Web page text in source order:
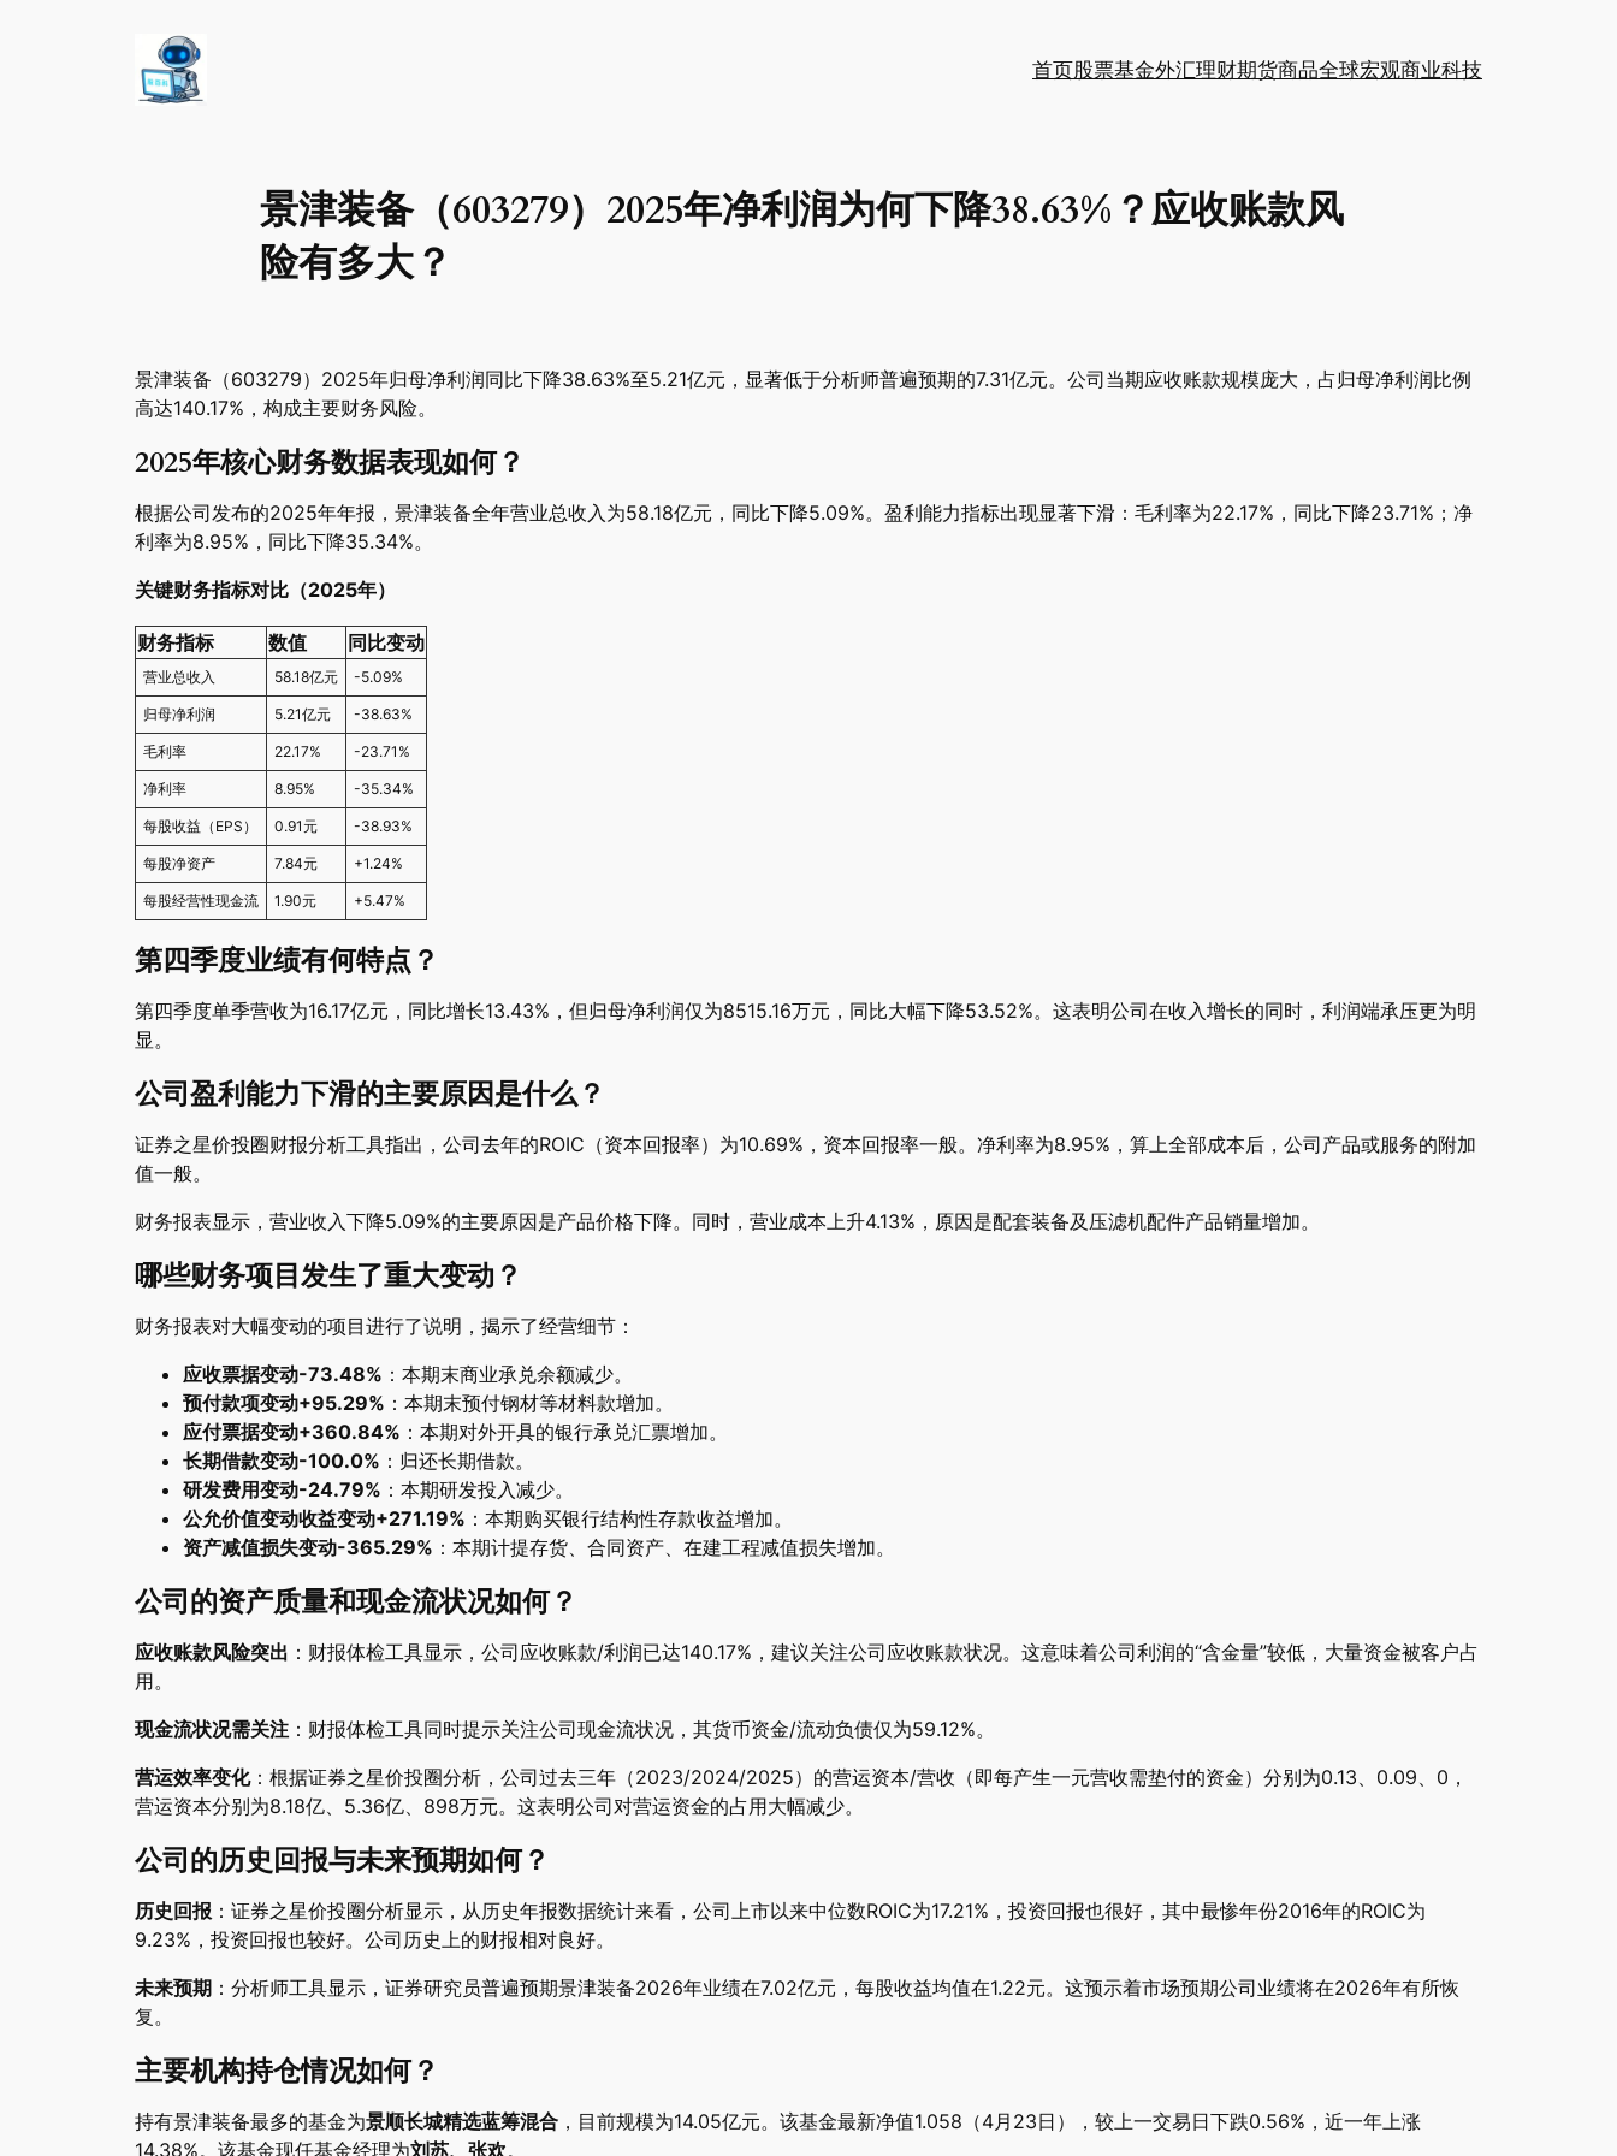
首页股票基金外汇理财期货商品全球宏观商业科技
景津装备（603279）2025年净利润为何下降38.63%？应收账款风
险有多大？
景津装备（603279）2025年归母净利润同比下降38.63%至5.21亿元，显著低于分析师普遍预期的7.31亿元。公司当期应收账款规模庞大，占归母净利润比例
高达140.17%，构成主要财务风险。
2025年核心财务数据表现如何？
根据公司发布的2025年年报，景津装备全年营业总收入为58.18亿元，同比下降5.09%。盈利能力指标出现显著下滑：毛利率为22.17%，同比下降23.71%；净
利率为8.95%，同比下降35.34%。
关键财务指标对比（2025年）
财务指标 数值 同比变动
营业总收入 58.18亿元 -5.09%
归母净利润 5.21亿元 -38.63%
毛利率 22.17% -23.71%
净利率 8.95% -35.34%
每股收益（EPS） 0.91元 -38.93%
每股净资产 7.84元 +1.24%
每股经营性现金流 1.90元 +5.47%
第四季度业绩有何特点？
第四季度单季营收为16.17亿元，同比增长13.43%，但归母净利润仅为8515.16万元，同比大幅下降53.52%。这表明公司在收入增长的同时，利润端承压更为明
显。
公司盈利能力下滑的主要原因是什么？
证券之星价投圈财报分析工具指出，公司去年的ROIC（资本回报率）为10.69%，资本回报率一般。净利率为8.95%，算上全部成本后，公司产品或服务的附加
值一般。
财务报表显示，营业收入下降5.09%的主要原因是产品价格下降。同时，营业成本上升4.13%，原因是配套装备及压滤机配件产品销量增加。
哪些财务项目发生了重大变动？
财务报表对大幅变动的项目进行了说明，揭示了经营细节：
应收票据变动-73.48% ：本期末商业承兑余额减少。
预付款项变动+95.29% ：本期末预付钢材等材料款增加。
应付票据变动+360.84% ：本期对外开具的银行承兑汇票增加。
长期借款变动-100.0% ：归还长期借款。
研发费用变动-24.79% ：本期研发投入减少。
公允价值变动收益变动+271.19% ：本期购买银行结构性存款收益增加。
资产减值损失变动-365.29% ：本期计提存货、合同资产、在建工程减值损失增加。
公司的资产质量和现金流状况如何？
应收账款风险突出 ：财报体检工具显示，公司应收账款/利润已达140.17%，建议关注公司应收账款状况。这意味着公司利润的“含金量”较低，大量资金被客户占
用。
现金流状况需关注 ：财报体检工具同时提示关注公司现金流状况，其货币资金/流动负债仅为59.12%。
营运效率变化：根据证券之星价投圈分析，公司过去三年（2023/2024/2025）的营运资本/营收（即每产生一元营收需垫付的资金）分别为0.13、0.09、0，
营运资本分别为8.18亿、5.36亿、898万元。这表明公司对营运资金的占用大幅减少。
公司的历史回报与未来预期如何？
历史回报 ：证券之星价投圈分析显示，从历史年报数据统计来看，公司上市以来中位数ROIC为17.21%，投资回报也很好，其中最惨年份2016年的ROIC为
9.23%，投资回报也较好。公司历史上的财报相对良好。
未来预期 ：分析师工具显示，证券研究员普遍预期景津装备2026年业绩在7.02亿元，每股收益均值在1.22元。这预示着市场预期公司业绩将在2026年有所恢
复。
主要机构持仓情况如何？
持有景津装备最多的基金为景顺长城精选蓝筹混合 ，目前规模为14.05亿元。该基金最新净值1.058（4月23日），较上一交易日下跌0.56%，近一年上涨
14.38%。该基金现任基金经理为刘苏、张欢。